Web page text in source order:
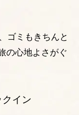
ゴミもきちんと
の心地よさがぐ
イン